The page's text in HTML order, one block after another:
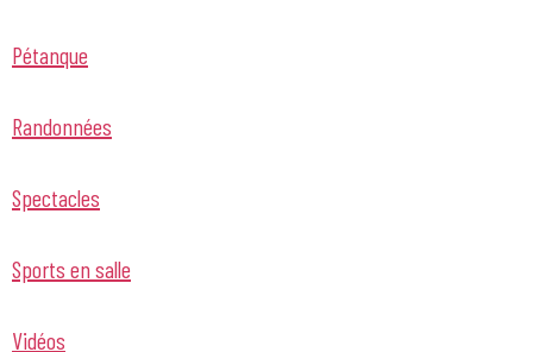
Pétanque
Randonnées
Spectacles
Sports en salle
Vidéos